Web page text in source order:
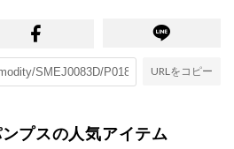
URLをコピー
プスの人気アイテム